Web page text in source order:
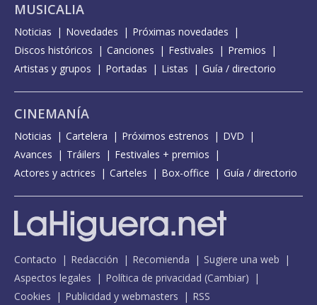
MUSICALIA
Noticias Novedades
Próximas novedades
Discos históricos
Canciones Festivales
Premios
Artistas y grupos
Portadas Listas Guía / directorio
CINEMANÍA
Noticias Cartelera Próximos estrenos
DVD
Avances
Tráilers
Festivales + premios
Actores y actrices
Carteles Box-office Guía / directorio
Contacto Redacción Recomienda
Sugiere una web
Aspectos legales
Política de privacidad (Cambiar)
Cookies
Publicidad y webmasters RSS